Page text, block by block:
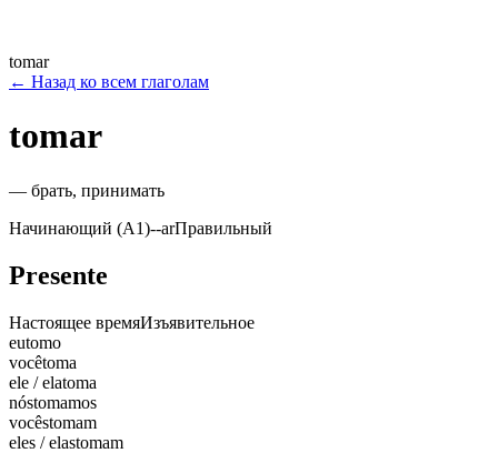
tomar
← Назад ко всем глаголам
tomar
— брать, принимать
Начинающий (A1)--arПравильный
Presente
Настоящее времяИзъявительное
eutomo
vocêtoma
ele / elatoma
nóstomamos
vocêstomam
eles / elastomam